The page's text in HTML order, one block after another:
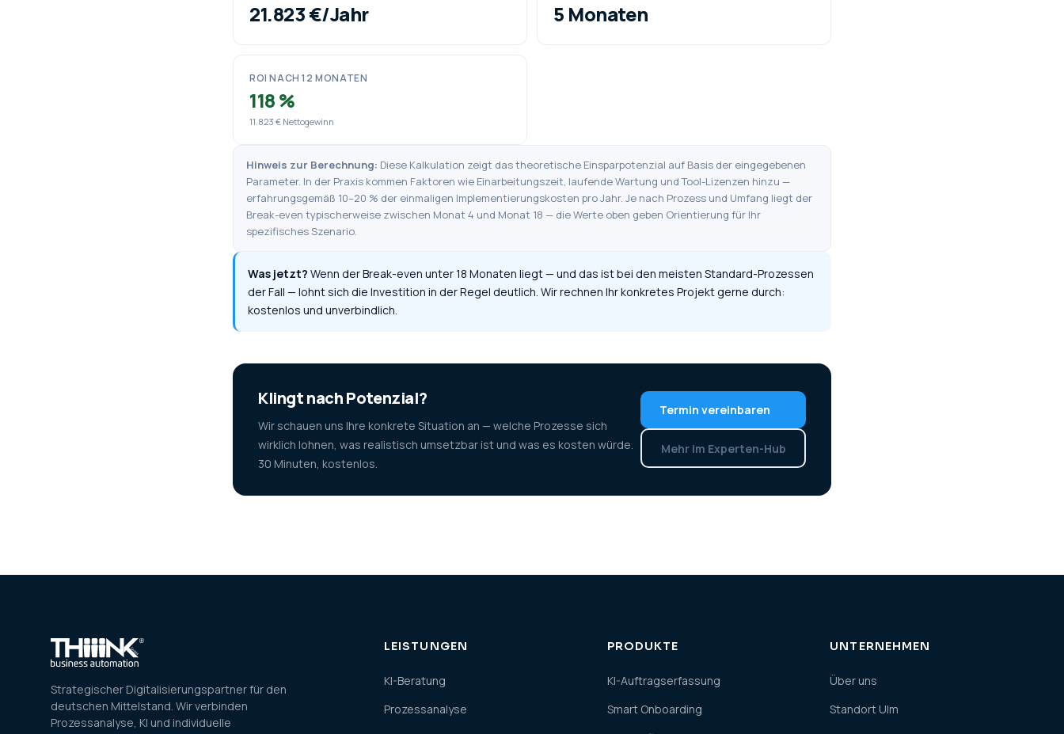
21.823€/Jahr 5 Monaten
ROI NACH 12 MONATEN
118 %
11.823 € Nettogewinn
Hinweis zur Berechnung: Diese Kalkulation zeigt das theoretische Einsparpotenzial auf Basis der eingegebenen
Parameter. In der Praxis kommen Faktoren wie Einarbeitungszeit, laufende Wartung und Tool-Lizenzen hinzu —
erfahrungsgemäß 10–20 % der einmaligen Implementierungskosten pro Jahr. Je nach Prozess und Umfang liegt der
Break-even typischerweise zwischen Monat 4 und Monat 18 — die Werte oben geben Orientierung für Ihr
spezifisches Szenario.
Was jetzt? Wenn der Break-even unter 18 Monaten liegt — und das ist bei den meisten Standard-Prozessen
der Fall — lohnt sich die Investition in der Regel deutlich. Wir rechnen Ihr konkretes Projekt gerne durch:
kostenlos und unverbindlich.
Klingt nach Potenzial?
Wir schauen uns Ihre konkrete Situation an — welche Prozesse sich
wirklich lohnen, was realistisch umsetzbar ist und was es kosten würde.
30 Minuten, kostenlos.
Termin vereinbaren
Mehr im Experten-Hub
Strategischer Digitalisierungspartner für den
deutschen Mittelstand. Wir verbinden
Prozessanalyse, KI und individuelle
LEISTUNGEN
KI-Beratung
Prozessanalyse
PRODUKTE
KI-Auftragserfassung
Smart Onboarding
UNTERNEHMEN
Über uns
Standort Ulm